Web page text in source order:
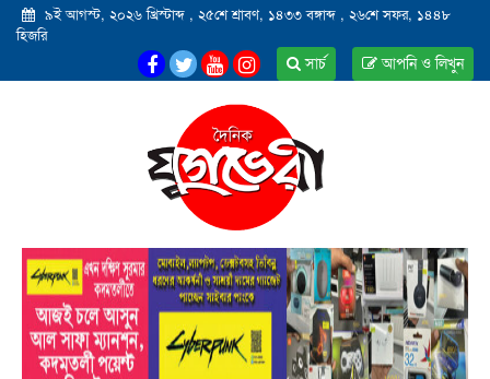
৯ই আগস্ট, ২০২৬ খ্রিস্টাব্দ , ২৫শে শ্রাবণ, ১৪৩৩ বঙ্গাব্দ , ২৬শে সফর, ১৪৪৮
হিজরি
আপনি ও লিখুন
সার্চ